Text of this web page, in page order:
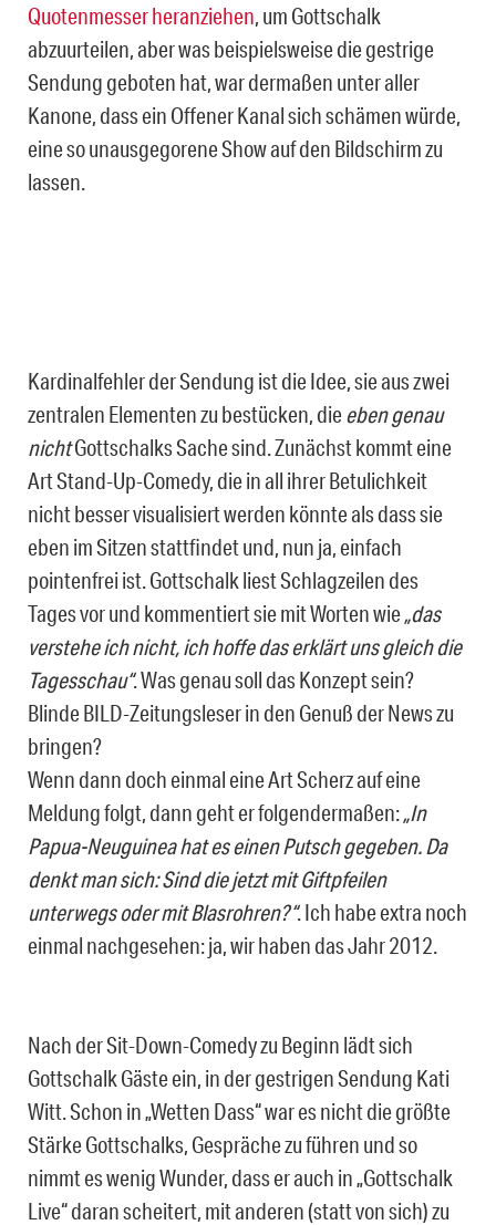
Quotenmesser heranziehen, um Gottschalk
abzuurteilen, aber was beispielsweise die gestrige
Sendung geboten hat, war dermaßen unter aller
Kanone, dass ein Offener Kanal sich schämen würde,
eine so unausgegorene Show auf den Bildschirm zu
lassen.
Kardinalfehler der Sendung ist die Idee, sie aus zwei
zentralen Elementen zu bestücken, dieeben genau
nichtGottschalks Sache sind. Zunächst kommt eine
Art Stand-Up-Comedy, die in all ihrer Betulichkeit
nicht besser visualisiert werden könnte als dass sie
eben im Sitzen stattfindet und, nun ja, einfach
pointenfrei ist. Gottschalk liest Schlagzeilen des
Tages vor und kommentiert sie mit Worten wie„das
verstehe ich nicht, ich hoffe das erklärt uns gleich die
Tagesschau“. Was genau soll das Konzept sein?
Blinde BILD-Zeitungsleser in den Genuß der News zu
bringen?
Wenn dann doch einmal eine Art Scherz auf eine
Meldung folgt, dann geht er folgendermaßen:„In
Papua-Neuguinea hat es einen Putsch gegeben. Da
denkt man sich: Sind die jetzt mit Giftpfeilen
unterwegs oder mit Blasrohren?“. Ich habe extra noch
einmal nachgesehen: ja, wir haben das Jahr 2012.
Nach der Sit-Down-Comedy zu Beginn lädt sich
Gottschalk Gäste ein, in der gestrigen Sendung Kati
Witt. Schon in „Wetten Dass“ war es nicht die größte
Stärke Gottschalks, Gespräche zu führen und so
nimmt es wenig Wunder, dass er auch in „Gottschalk
Live“ daran scheitert, mit anderen (statt von sich) zu